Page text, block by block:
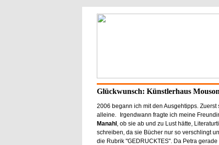
Glückwunsch: Künstlerhaus
2006 begann ich mit den Ausgehtipps. Zuerst
alleine. Irgendwann fragte ich meine
Manahl , ob sie ab und zu Lust hätte,
schreiben, da sie Bücher nur so verschlingt
die Rubrik "GEDRUCKTES". Da Petra gerade